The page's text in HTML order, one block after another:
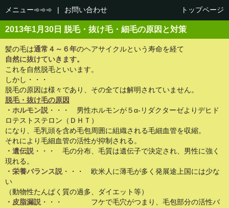
メニュー➾➾➾ | お問い合わせ トップページ
2013年1月30日 脱毛・抜け毛・細毛の原因と対策
髪の毛は通常４～６年のヘアサイクルという寿命を経て
自然に抜けていきます。
これを自然脱毛といいます。
しかし・・・
脱毛の原因は様々であり、その全ては解明されていません。
脱毛・抜け毛の原因
・ホルモン説 ・・・ 男性ホルモンが５α-リダクターゼよりデヒド
ロテストステロン（ＤＨＴ）
になり、毛乳頭を含め毛包周囲に組織される毛細血管を収縮。
それにより毛細血管の活性が抑制される。
・遺伝説 ・・・ 毛の分布、毛質は遺伝子で決定され、男性に強く
現れる。
・栄養バランス説 ・・・ 欧米人に薄毛が多く発展途上国には少な
い
（動物性たんぱく質の過多、ダイエット等）
・皮脂漏説 ・・・ フケで毛穴がつまり、毛包部分の活性バ